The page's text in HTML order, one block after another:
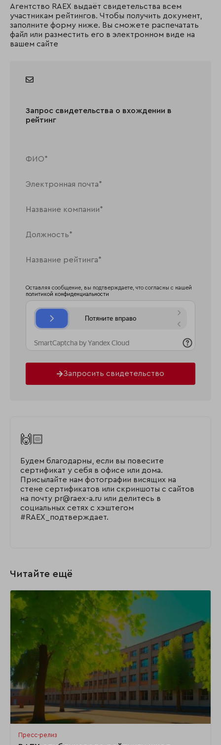
Агентство RAEX выдаёт свидетельства всем
участникам рейтингов. Чтобы получить документ,
заполните форму ниже. Вы сможете распечатать
файл или разместить его в электронном виде на
вашем сайте
Запрос свидетельства о вхождении в
рейтинг
Оставляя сообщение, вы подтверждаете, что согласны с нашей
политикой конфиденциальности
Запросить свидетельство
🙌🏻
Будем благодарны, если вы повесите
сертификат у себя в офисе или дома.
Присылайте нам фотографии висящих на
стене сертификатов или скриншоты с сайтов
на почту pr@raex-a.ru или делитесь в
социальных сетях с хэштегом
#RAEX_подтверждает.
Читайте ещё
Пресс-релиз